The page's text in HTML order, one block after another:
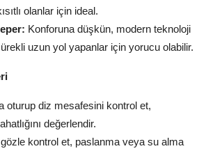
olanlar için ideal.
Konforuna düşkün, modern teknoloji
uzun yol yapanlar için yorucu olabilir.
oturup diz mesafesini kontrol et,
değerlendir.
gözle kontrol et, paslanma veya su alma